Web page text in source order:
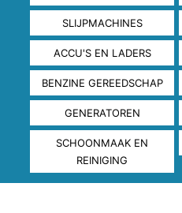
SLIJPMACHINES
ACCU'S EN LADERS
BENZINE GEREEDSCHAP
GENERATOREN
SCHOONMAAK EN
REINIGING